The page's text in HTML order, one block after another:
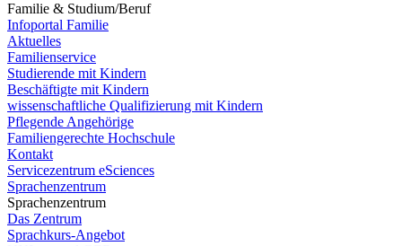
Familie & Studium/Beruf
Infoportal Familie
Aktuelles
Familienservice
Studierende mit Kindern
Beschäftigte mit Kindern
wissenschaftliche Qualifizierung mit Kindern
Pflegende Angehörige
Familiengerechte Hochschule
Kontakt
Servicezentrum eSciences
Sprachenzentrum
Sprachenzentrum
Das Zentrum
Sprachkurs-Angebot